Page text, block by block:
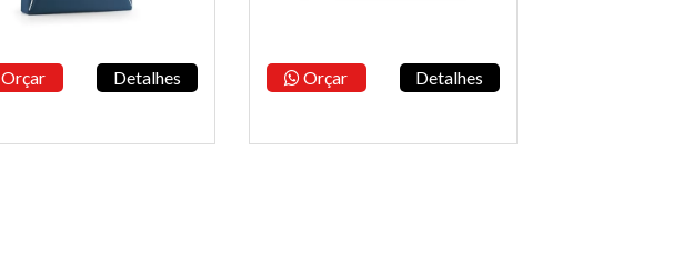
Orçar Detalhes Orçar Detalhes